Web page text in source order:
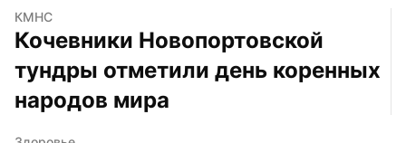
КМНС
Кочевники Новопортовской
тундры отметили день коренных
народов мира